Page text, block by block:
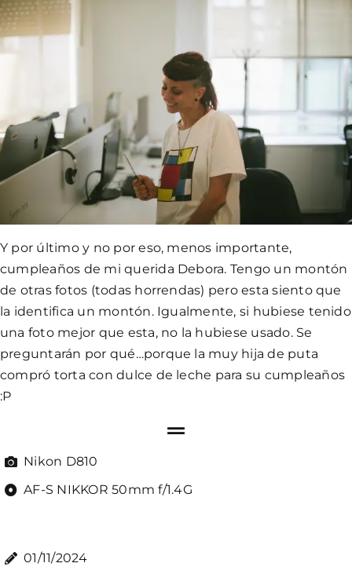
Y por último y no por eso, menos importante,
cumpleaños de mi querida Debora. Tengo un montón
de otras fotos (todas horrendas) pero esta siento que
la identifica un montón. Igualmente, si hubiese tenido
una foto mejor que esta, no la hubiese usado. Se
preguntarán por qué…porque la muy hija de puta
compró torta con dulce de leche para su cumpleaños
:P
Nikon D810
AF-S NIKKOR 50mm f/1.4G
01/11/2024